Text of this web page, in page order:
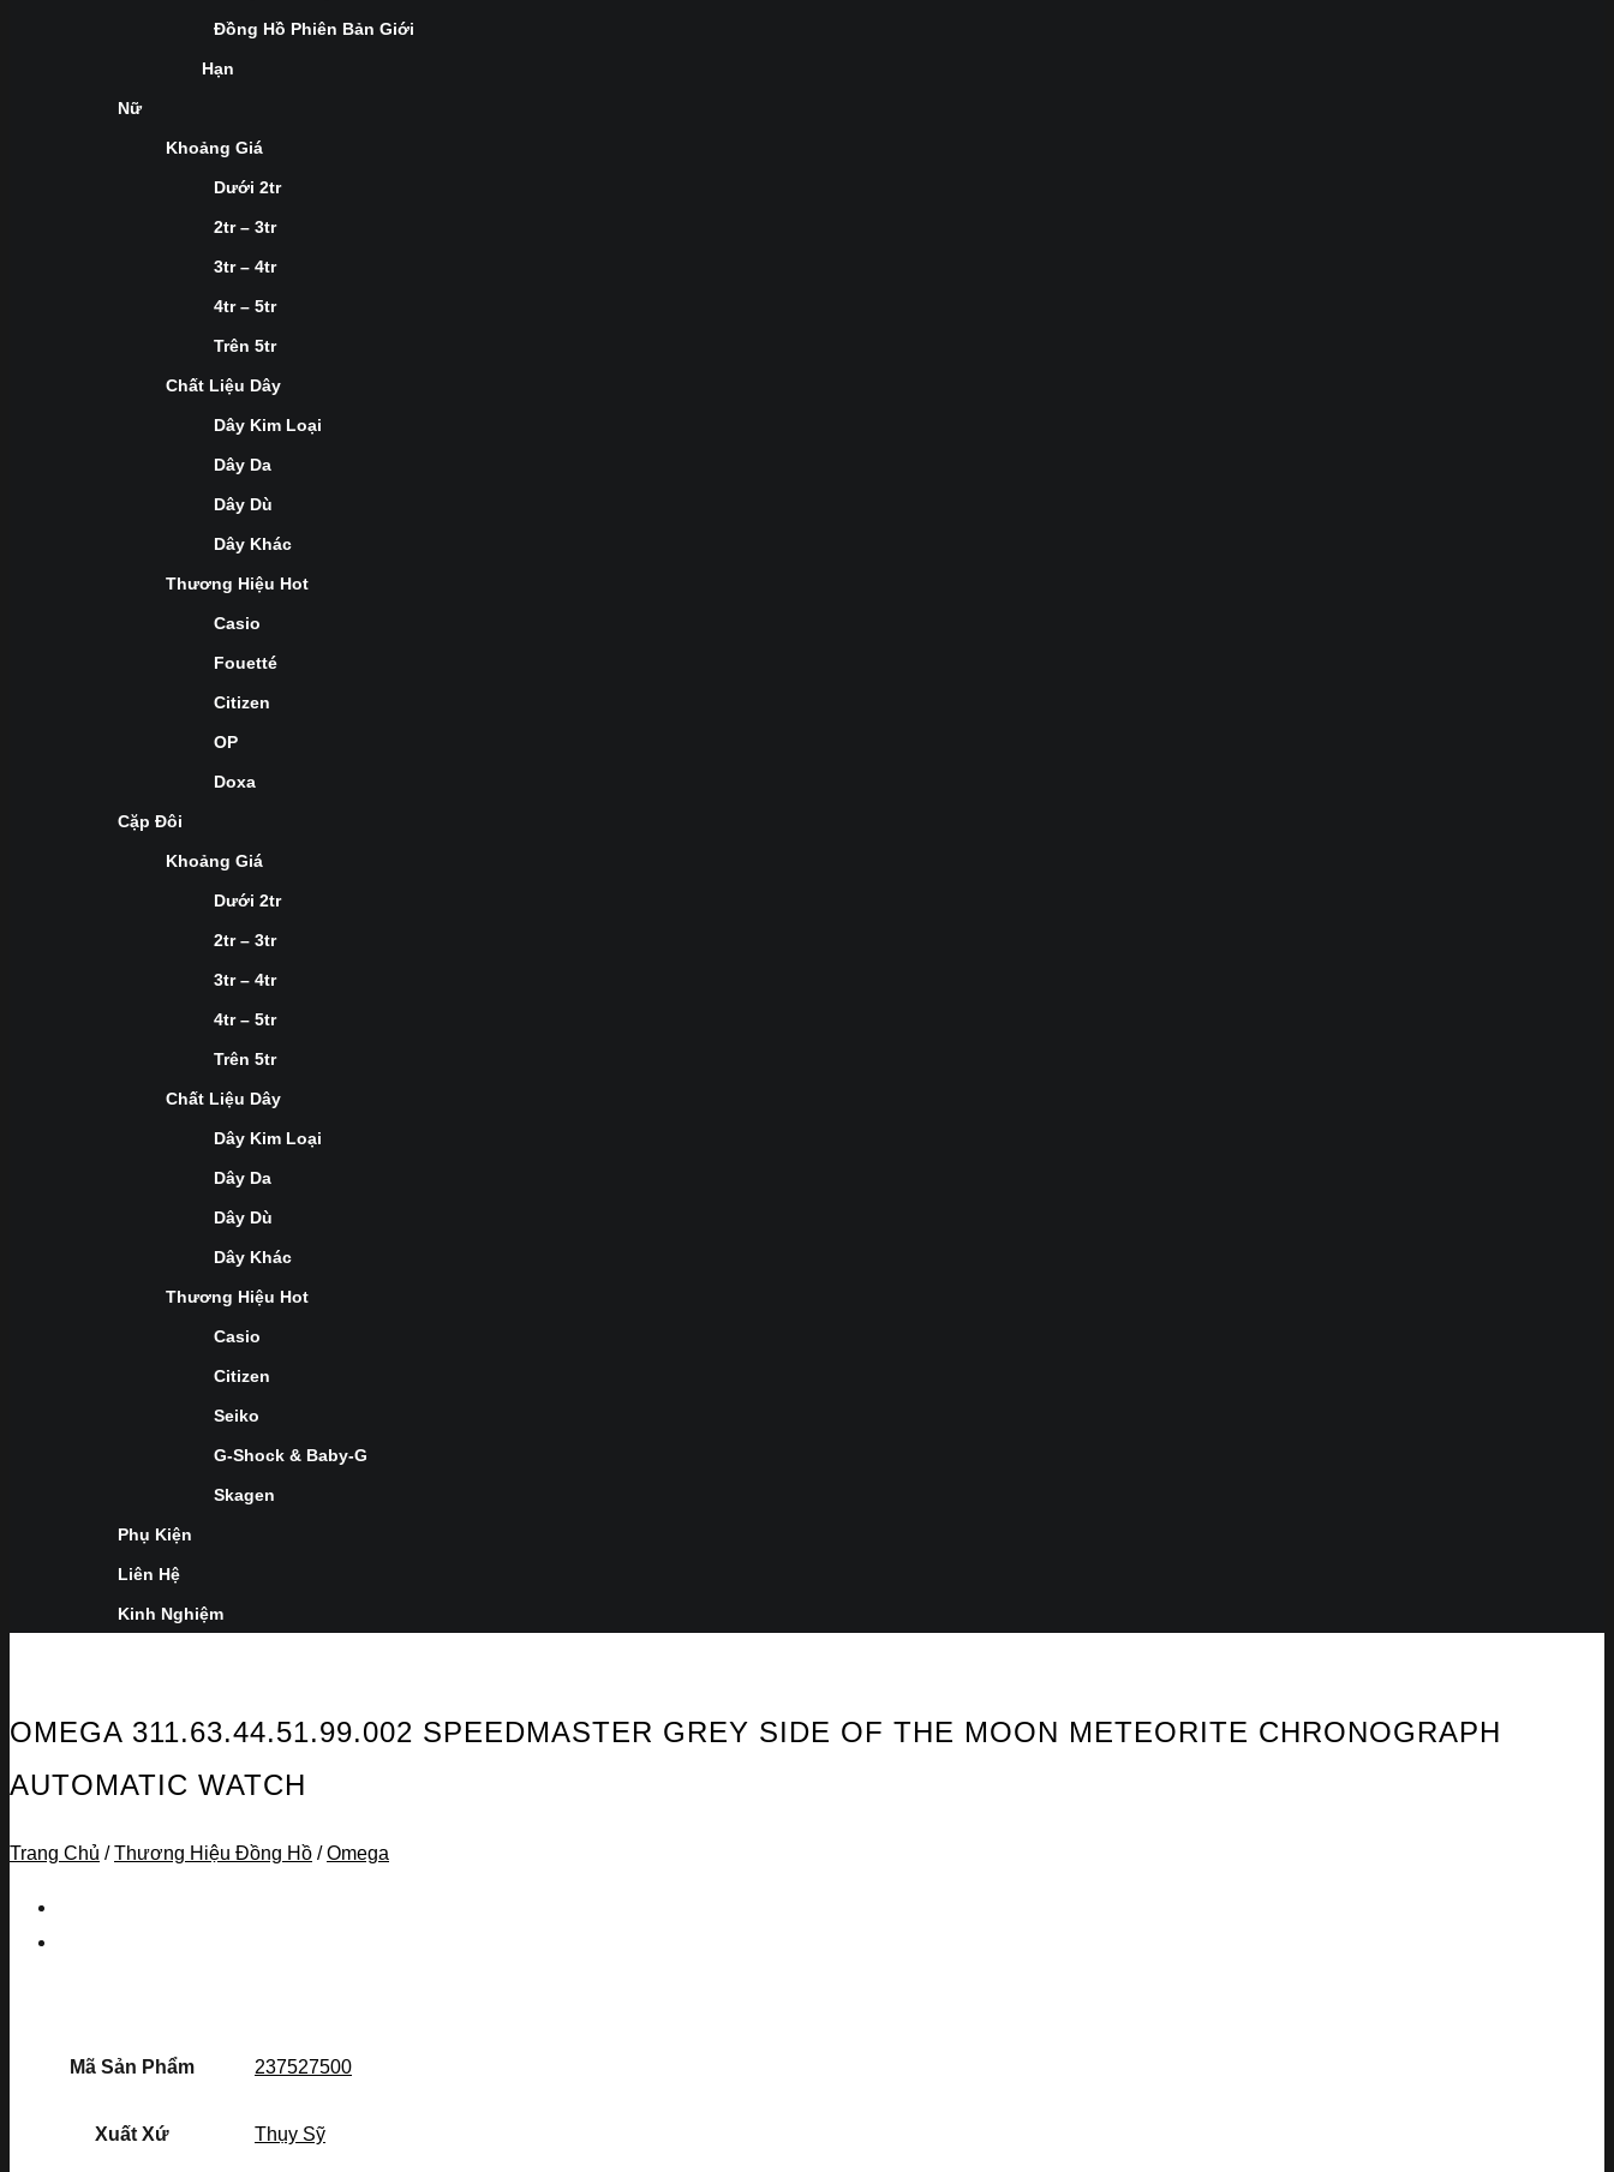
Đồng Hồ Phiên Bản Giới
Hạn
Nữ
Khoảng Giá
Dưới 2tr
2tr – 3tr
3tr – 4tr
4tr – 5tr
Trên 5tr
Chất Liệu Dây
Dây Kim Loại
Dây Da
Dây Dù
Dây Khác
Thương Hiệu Hot
Casio
Fouetté
Citizen
OP
Doxa
Cặp Đôi
Khoảng Giá
Dưới 2tr
2tr – 3tr
3tr – 4tr
4tr – 5tr
Trên 5tr
Chất Liệu Dây
Dây Kim Loại
Dây Da
Dây Dù
Dây Khác
Thương Hiệu Hot
Casio
Citizen
Seiko
G-Shock & Baby-G
Skagen
Phụ Kiện
Liên Hệ
Kinh Nghiệm
OMEGA 311.63.44.51.99.002 SPEEDMASTER GREY SIDE OF THE MOON METEORITE CHRONOGRAPH
AUTOMATIC WATCH
Trang Chủ / Thương Hiệu Đồng Hồ / Omega
Mã Sản Phẩm 237527500
Xuất Xứ Thụy Sỹ